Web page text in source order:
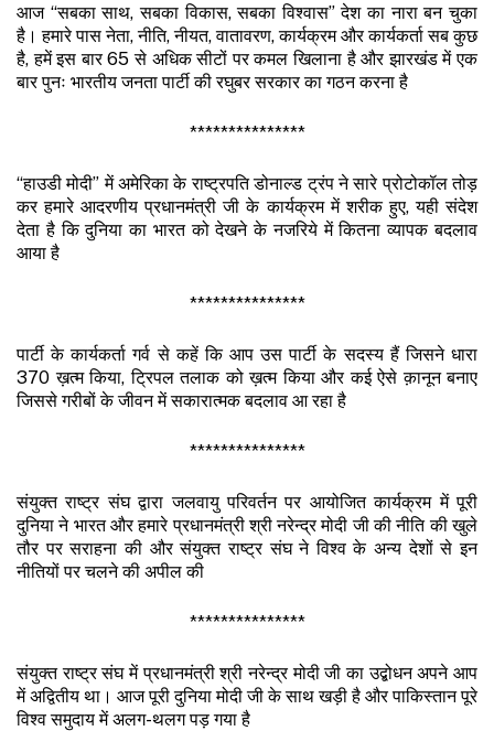
आज “सबका साथ, सबका विकास, सबका विश्वास” देश का नारा बन चुका
है। हमारे पास नेता, नीति, नीयत, वातावरण, कार्यक्रम और कार्यकर्ता सब कुछ
है, हमें इस बार 65 से अधिक सीटों पर कमल खिलाना है और झारखंड में एक
बार पुनः भारतीय जनता पार्टी की रघुबर सरकार का गठन करना है
***************
“हाउडी मोदी” में अमेरिका के राष्ट्रपति डोनाल्ड ट्रंप ने सारे प्रोटोकॉल तोड़
कर हमारे आदरणीय प्रधानमंत्री जी के कार्यक्रम में शरीक हुए, यही संदेश
देता है कि दुनिया का भारत को देखने के नजरिये में कितना व्यापक बदलाव
आया है
***************
पार्टी के कार्यकर्ता गर्व से कहें कि आप उस पार्टी के सदस्य हैं जिसने धारा
370 ख़त्म किया, ट्रिपल तलाक को ख़त्म किया और कई ऐसे क़ानून बनाए
जिससे गरीबों के जीवन में सकारात्मक बदलाव आ रहा है
***************
संयुक्त राष्ट्र संघ द्वारा जलवायु परिवर्तन पर आयोजित कार्यक्रम में पूरी
दुनिया ने भारत और हमारे प्रधानमंत्री श्री नरेन्द्र मोदी जी की नीति की खुले
तौर पर सराहना की और संयुक्त राष्ट्र संघ ने विश्व के अन्य देशों से इन
नीतियों पर चलने की अपील की
***************
संयुक्त राष्ट्र संघ में प्रधानमंत्री श्री नरेन्द्र मोदी जी का उद्बोधन अपने आप
में अद्वितीय था। आज पूरी दुनिया मोदी जी के साथ खड़ी है और पाकिस्तान पूरे
विश्व समुदाय में अलग-थलग पड़ गया है